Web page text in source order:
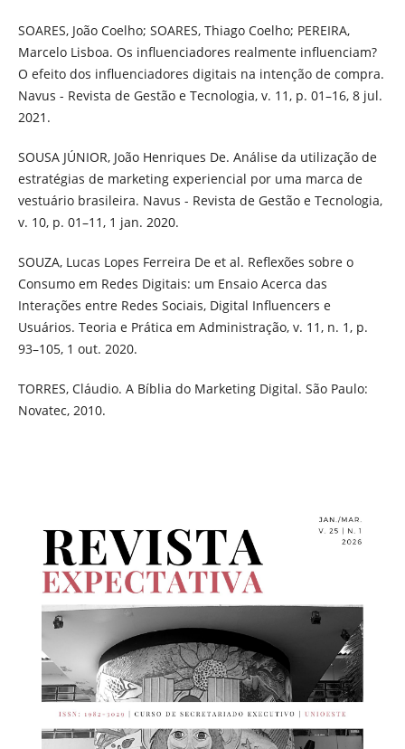
SOARES, João Coelho; SOARES, Thiago Coelho; PEREIRA,
Marcelo Lisboa. Os influenciadores realmente influenciam?
O efeito dos influenciadores digitais na intenção de compra.
Navus - Revista de Gestão e Tecnologia, v. 11, p. 01–16, 8 jul.
2021.
SOUSA JÚNIOR, João Henriques De. Análise da utilização de
estratégias de marketing experiencial por uma marca de
vestuário brasileira. Navus - Revista de Gestão e Tecnologia,
v. 10, p. 01–11, 1 jan. 2020.
SOUZA, Lucas Lopes Ferreira De et al. Reflexões sobre o
Consumo em Redes Digitais: um Ensaio Acerca das
Interações entre Redes Sociais, Digital Influencers e
Usuários. Teoria e Prática em Administração, v. 11, n. 1, p.
93–105, 1 out. 2020.
TORRES, Cláudio. A Bíblia do Marketing Digital. São Paulo:
Novatec, 2010.